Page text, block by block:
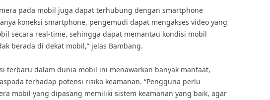
pada mobil juga dapat terhubung dengan smartphone
koneksi smartphone, pengemudi dapat mengakses video yang
secara real-time, sehingga dapat memantau kondisi mobil
berada di dekat mobil,” jelas Bambang.
terbaru dalam dunia mobil ini menawarkan banyak manfaat,
terhadap potensi risiko keamanan. “Pengguna perlu
mobil yang dipasang memiliki sistem keamanan yang baik, agar